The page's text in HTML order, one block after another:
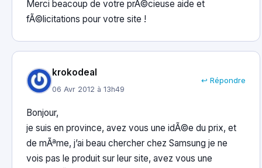
Merci beacoup de votre prÃ©cieuse aide et
fÃ©licitations pour votre site !
krokodeal
06 Avr 2012 à 13h49
↩ Répondre
Bonjour,
je suis en province, avez vous une idÃ©e du prix, et
de mÃªme, j’ai beau chercher chez Samsung je ne
vois pas le produit sur leur site, avez vous une